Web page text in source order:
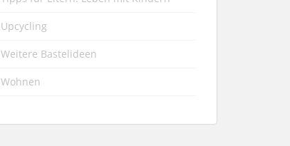
Upcycling
Weitere Bastelideen
Wohnen